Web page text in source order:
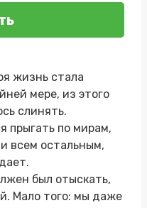
жизнь стала
мере, из этого
слинять.
прыгать по мирам,
всем остальным,
был отыскать,
Мало того: мы даже